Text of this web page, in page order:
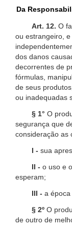
Da
Art. 12. O
ou estrangeiro, e
dos danos
decorrentes de
fórmulas,
de seus
ou inadequadas
§ 1° O
segurança que
consideração as
I - sua
II - o uso e
esperam;
III - a época
§ 2º O
de outro de